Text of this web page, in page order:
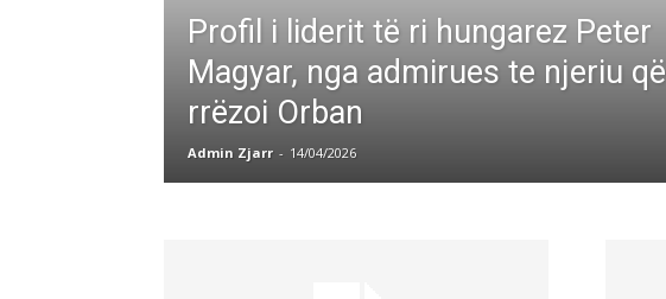
Profil i liderit të ri hungarez Peter
Magyar, nga admirues te njeriu që
rrëzoi Orban
Admin Zjarr - 14/04/2026